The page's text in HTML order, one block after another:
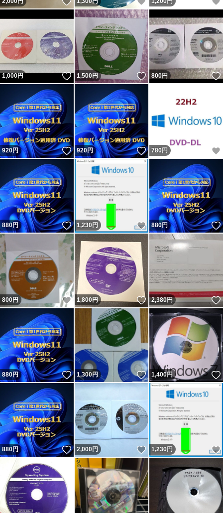
1,000円 いいね！
1,500円 いいね！
800円
920円 いいね！
920円 いいね！
780 円
880円 いいね！
1,230 円 いいね！
880円
800円 いいね！
1,800円 いいね！
2,380円
880円 いいね！
1,300円 いいね！
1,400円
880円 いいね！
2,000円 いいね！
1,230 円